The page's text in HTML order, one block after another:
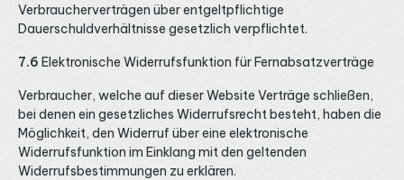
Verbraucherverträgen über entgeltpflichtige
Dauerschuldverhältnisse gesetzlich verpflichtet.
7.6 Elektronische Widerrufsfunktion für Fernabsatzverträge
Verbraucher, welche auf dieser Website Verträge schließen,
bei denen ein gesetzliches Widerrufsrecht besteht, haben die
Möglichkeit, den Widerruf über eine elektronische
Widerrufsfunktion im Einklang mit den geltenden
Widerrufsbestimmungen zu erklären.